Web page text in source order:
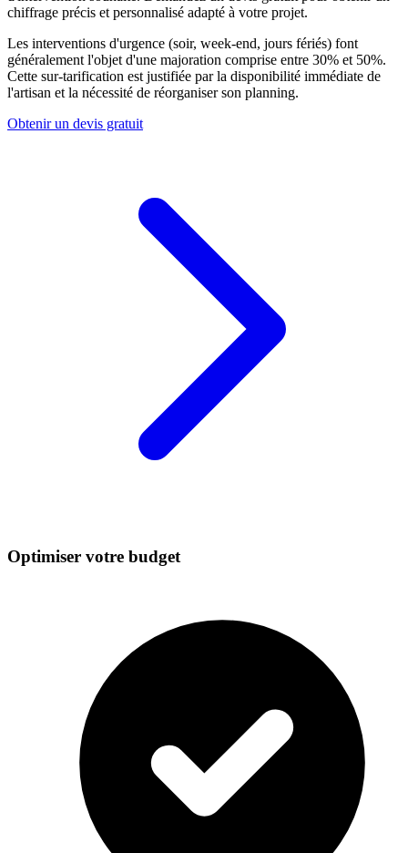
chiffrage précis et personnalisé adapté à votre projet.
Les interventions d'urgence (soir, week-end, jours fériés) font
généralement l'objet d'une majoration comprise entre 30% et 50%.
Cette sur-tarification est justifiée par la disponibilité immédiate de
l'artisan et la nécessité de réorganiser son planning.
Obtenir un devis gratuit
Optimiser votre budget